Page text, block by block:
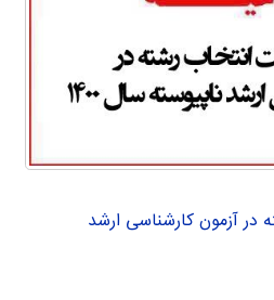
در آزمون کارشناسی ارشد